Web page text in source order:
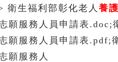
衛生福利部彰化老人 養護
願服務人員申請表.doc;
願服務人員申請表.pdf;
願服務人